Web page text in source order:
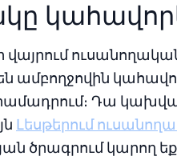
վայրում
ամբողջովին
Դա
Լեսթերում
ծրագրում կարող